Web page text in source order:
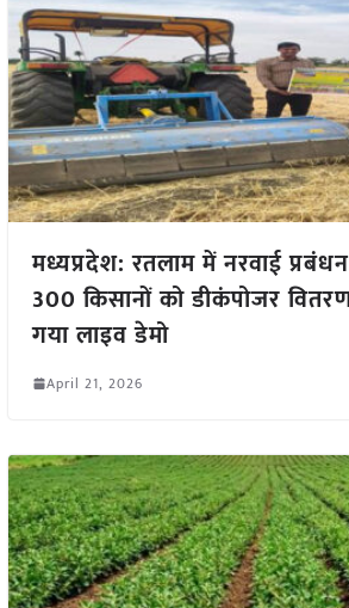
मध्यप्रदेश: रतलाम में नरवाई
300 किसानों को डीकंपोजर
गया लाइव डेमो
April 21, 2026